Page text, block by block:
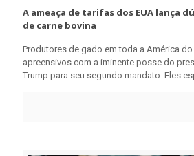
A ameaça de tarifas dos EUA lança
de carne bovina
Produtores de gado em toda a América
apreensivos com a iminente posse do
Trump para seu segundo mandato. Eles